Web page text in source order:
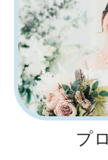
プ